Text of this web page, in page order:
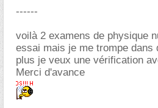
------
voilà 2 examens de physique
essai mais je me trompe dans
plus je veux une vérification
Merci d'avance